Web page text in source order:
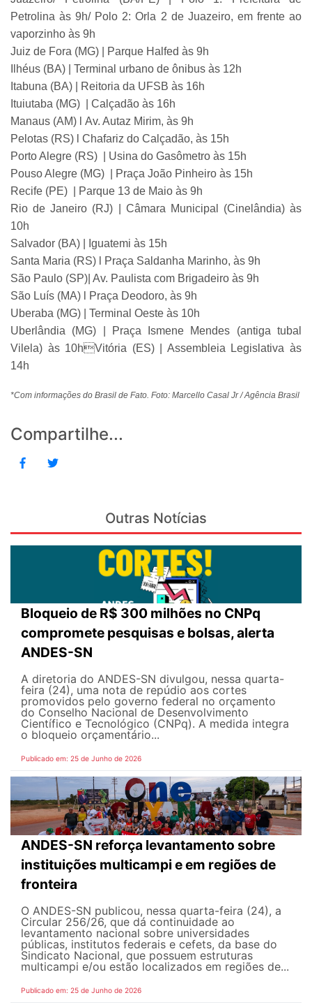
Petrolina às 9h/ Polo 2: Orla 2 de Juazeiro, em frente ao
vaporzinho às 9h
Juiz de Fora (MG) | Parque Halfed às 9h
Ilhéus (BA) | Terminal urbano de ônibus às 12h
Itabuna (BA) | Reitoria da UFSB às 16h
Ituiutaba (MG) | Calçadão às 16h
Manaus (AM) l Av. Autaz Mirim, às 9h
Pelotas (RS) l Chafariz do Calçadão, às 15h
Porto Alegre (RS) | Usina do Gasômetro às 15h
Pouso Alegre (MG) | Praça João Pinheiro às 15h
Recife (PE) | Parque 13 de Maio às 9h
Rio de Janeiro (RJ) | Câmara Municipal (Cinelândia) às
10h
Salvador (BA) | Iguatemi às 15h
Santa Maria (RS) l Praça Saldanha Marinho, às 9h
São Paulo (SP)| Av. Paulista com Brigadeiro às 9h
São Luís (MA) l Praça Deodoro, às 9h
Uberaba (MG) | Terminal Oeste às 10h
Uberlândia (MG) | Praça Ismene Mendes (antiga tubal
Vilela) às 10hVitória (ES) | Assembleia Legislativa às
14h
*Com informações do Brasil de Fato. Foto: Marcello Casal Jr / Agência Brasil
Compartilhe...
Outras Notícias
Bloqueio de R$ 300 milhões no CNPq
compromete pesquisas e bolsas, alerta
ANDES-SN
A diretoria do ANDES-SN divulgou, nessa quarta-
feira (24), uma nota de repúdio aos cortes
promovidos pelo governo federal no orçamento
do Conselho Nacional de Desenvolvimento
Científico e Tecnológico (CNPq). A medida integra
o bloqueio orçamentário...
Publicado em: 25 de Junho de 2026
ANDES-SN reforça levantamento sobre
instituições multicampi e em regiões de
fronteira
O ANDES-SN publicou, nessa quarta-feira (24), a
Circular 256/26, que dá continuidade ao
levantamento nacional sobre universidades
públicas, institutos federais e cefets, da base do
Sindicato Nacional, que possuem estruturas
multicampi e/ou estão localizados em regiões de...
Publicado em: 25 de Junho de 2026